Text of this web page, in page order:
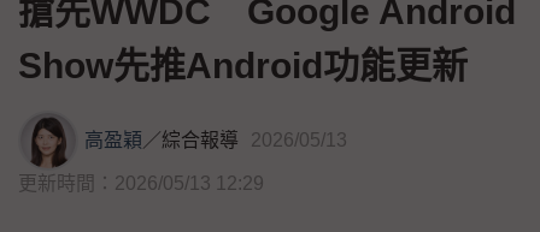
搶先WWDC Google Android
Show先推Android功能更新
高盈穎／綜合報導 2026/05/13
更新時間：2026/05/13 12:29